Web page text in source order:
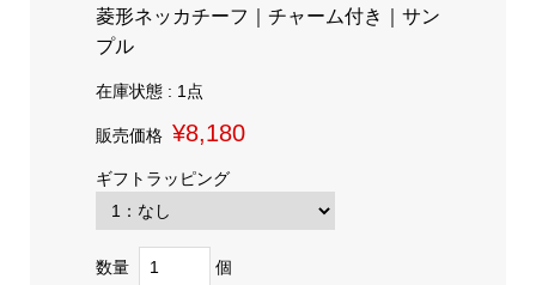
菱形ネッカチーフ｜チャーム付き｜サン
プル
在庫状態 : 1点
販売価格 ¥8,180
ギフトラッピング
数量 個